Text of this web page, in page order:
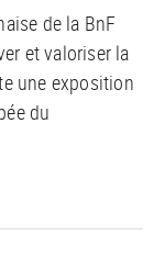
de la BnF
et valoriser la
une exposition
du